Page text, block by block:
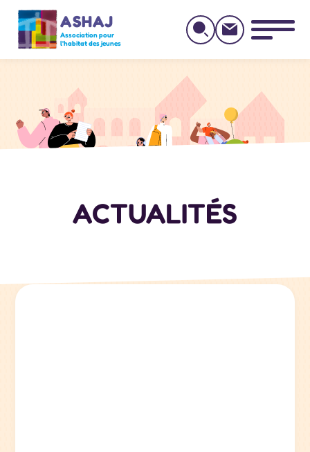
ASHAJ
Association pour
l'habitat des jeunes
ACTUALITÉS